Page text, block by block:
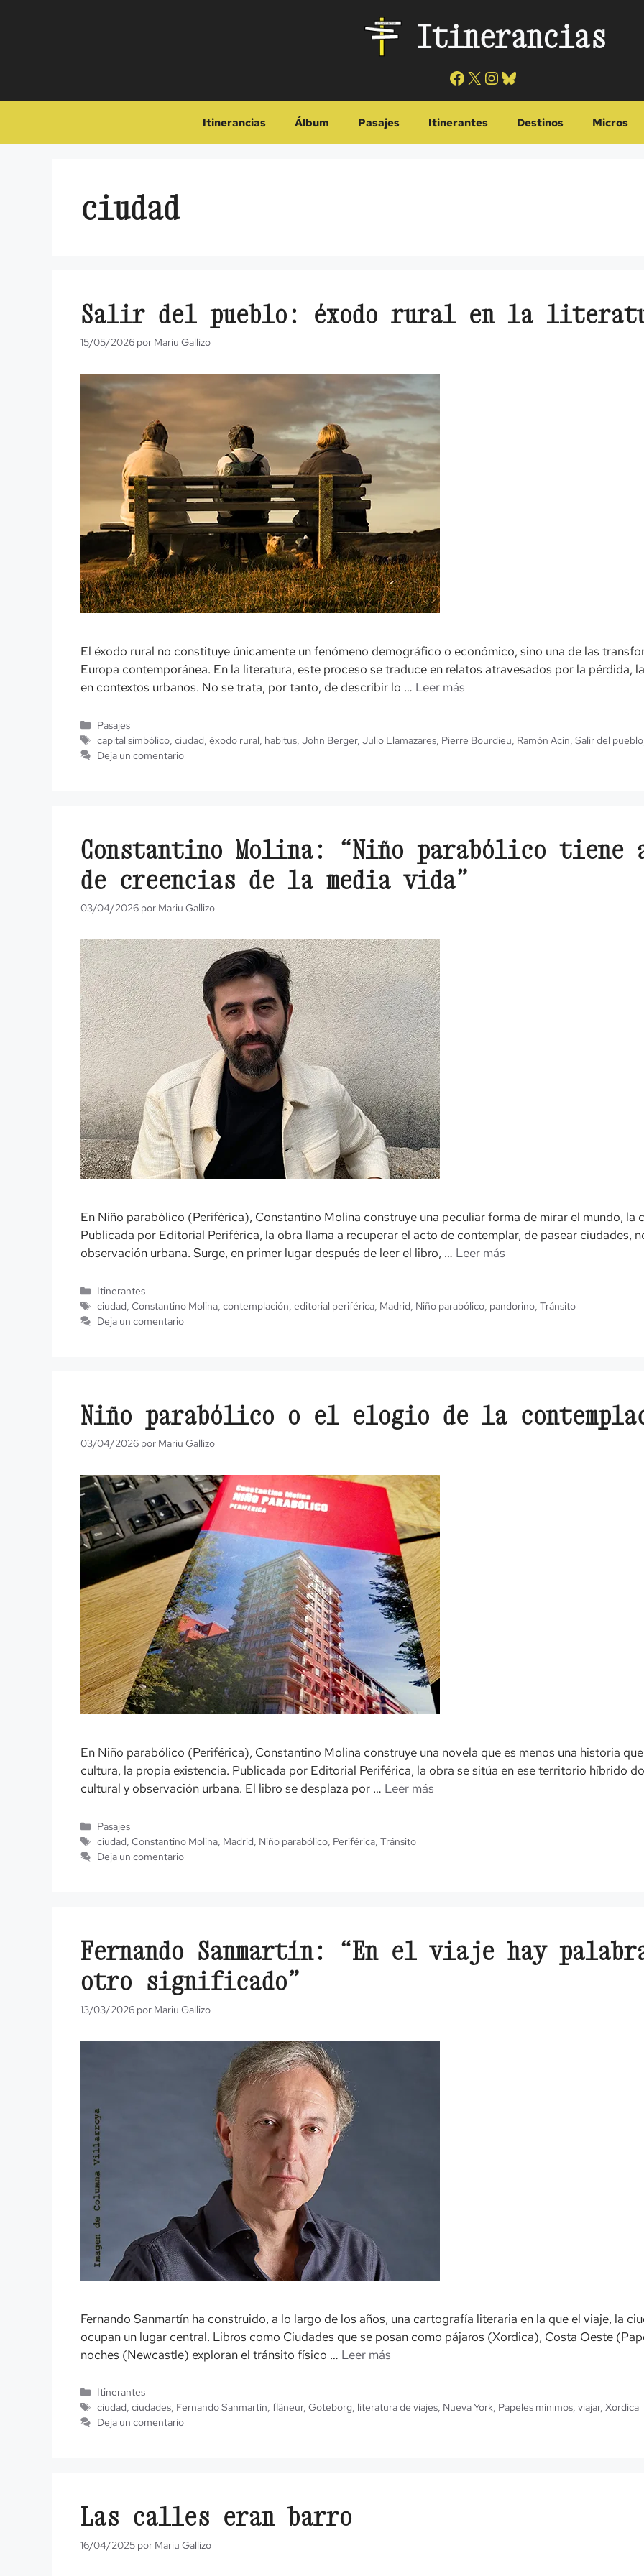
Itinerancias
Facebook
X Instagram
Bluesky
Itinerancias Álbum Pasajes Itinerantes Destinos Micros
ciudad
Salir del pueblo: éxodo rural en la
15/05/2026 por Mariu Gallizo
El éxodo rural no constituye únicamente un fenómeno demográfico o económico, sino una de las
Europa contemporánea. En la literatura, este proceso se traduce en relatos atravesados por la pérdida,
en contextos urbanos. No se trata, por tanto, de describir lo … Leer más
Categorías
Pasajes
Etiquetas
capital simbólico,ciudad,éxodo rural, habitus,John Berger,Julio Llamazares, Pierre Bourdieu, Ramón Acín,Salir del pueblo
Deja un comentario
Constantino Molina: “Niño parabólico
de creencias de la media vida”
03/04/2026 por Mariu Gallizo
En Niño parabólico (Periférica), Constantino Molina construye una peculiar forma de mirar el mundo, la
Publicada por Editorial Periférica, la obra llama a recuperar el acto de contemplar, de pasear ciudades,
observación urbana. Surge, en primer lugar después de leer el libro, … Leer más
Categorías
Itinerantes
Etiquetas
ciudad,Constantino Molina,contemplación,editorial periférica, Madrid, Niño parabólico, pandorino,Tránsito
Deja un comentario
Niño parabólico o el elogio de la
03/04/2026 por Mariu Gallizo
En Niño parabólico (Periférica), Constantino Molina construye una novela que es menos una historia
cultura, la propia existencia. Publicada por Editorial Periférica, la obra se sitúa en ese territorio híbrido
cultural y observación urbana. El libro se desplaza por … Leer más
Categorías
Pasajes
Etiquetas
ciudad,Constantino Molina, Madrid, Niño parabólico, Periférica,Tránsito
Deja un comentario
Fernando Sanmartín: “En el viaje hay
otro significado”
13/03/2026 por Mariu Gallizo
Fernando Sanmartín ha construido, a lo largo de los años, una cartografía literaria en la que el viaje, la
ocupan un lugar central. Libros como Ciudades que se posan como pájaros (Xordica), Costa Oeste
noches (Newcastle) exploran el tránsito físico … Leer más
Categorías
Itinerantes
Etiquetas
ciudad,ciudades, Fernando Sanmartín,flâneur,Goteborg, literatura de viajes, Nueva York, Papeles mínimos,viajar,Xordica
Deja un comentario
Las calles eran barro
16/04/2025 por Mariu Gallizo